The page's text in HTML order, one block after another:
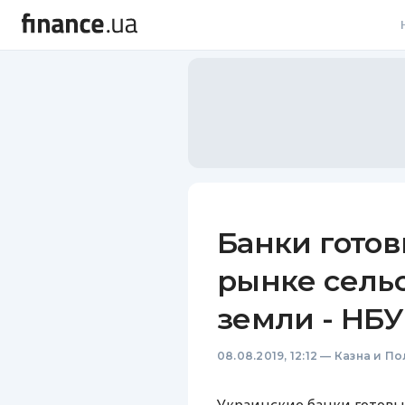
Банки
рынке
земли - НБУ
08.08.2019, 12:12 — Казна и